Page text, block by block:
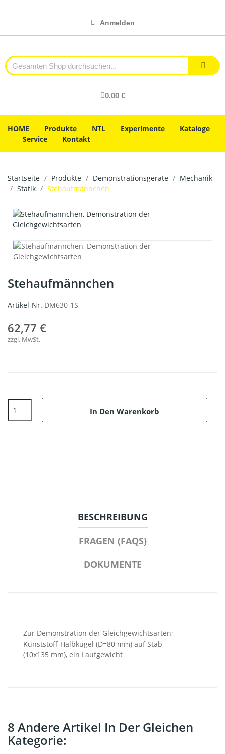
Anmelden
0,00 €
HOME Produkte NTL Experimente
Kataloge
Service
Kontakt
Startseite Produkte Demonstrationsgeräte
Mechanik
Statik
Stehaufmännchen
Stehaufmännchen
Artikel-Nr. DM630-1S
62,77 €
zzgl. MwSt.
In Den Warenkorb
BESCHREIBUNG
FRAGEN (FAQS)
DOKUMENTE
Zur Demonstration der Gleichgewichtsarten;
Kunststoff-Halbkugel (D=80 mm) auf Stab
(10x135 mm), ein Laufgewicht
8 Andere Artikel In Der Gleichen
Kategorie: